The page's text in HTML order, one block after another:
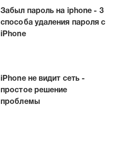
Забыл пароль на iphone - 3
способа удаления пароля с
iPhone
iPhone не видит сеть -
простое решение
проблемы